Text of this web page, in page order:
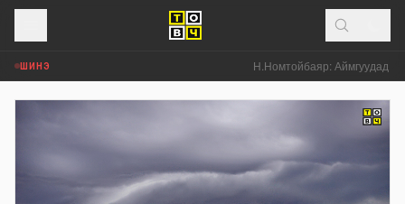
ШИНЭ Н.Номтойбаяр: Аймгуудад